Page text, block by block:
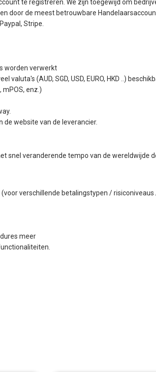
te registreren. We zijn toegewijd om
door de meest betrouwbare
Stripe.
worden verwerkt
(AUD, SGD, USD, EURO, HKD ..)
enz.)
de website van de leverancier.
snel veranderende tempo van de wereldwijde
verschillende betalingstypen /
meer